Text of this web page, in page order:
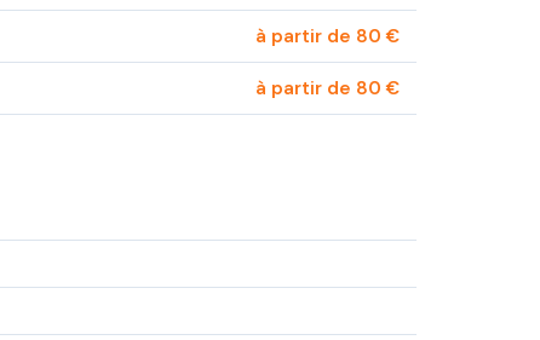
à partir de 80 €
à partir de 80 €